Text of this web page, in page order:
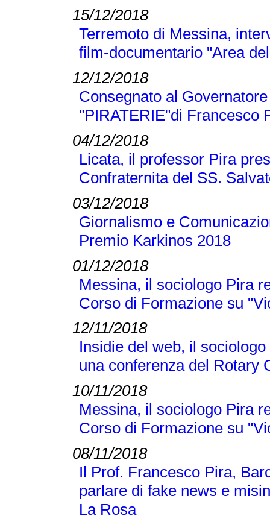
15/12/2018
Terremoto di Messina,
film-documentario "Area
12/12/2018
Consegnato al
"PIRATERIE"di Francesco
04/12/2018
Licata, il professor Pira
Confraternita del SS.
03/12/2018
Giornalismo e
Premio Karkinos 2018
01/12/2018
Messina, il sociologo Pira
Corso di Formazione su
12/11/2018
Insidie del web, il
una conferenza del Rotary
10/11/2018
Messina, il sociologo Pira
Corso di Formazione su
08/11/2018
Il Prof. Francesco Pira,
parlare di fake news e
La Rosa